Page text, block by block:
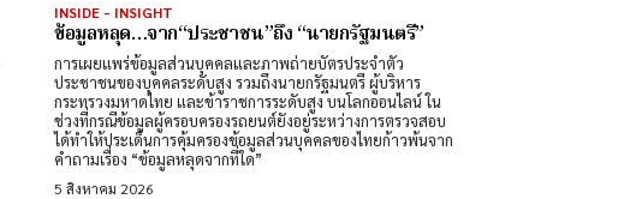
INSIDE - INSIGHT
ข้อมูลหลุด…จาก“ประชาชน”ถึง “นายกรัฐมนตรี”
การเผยแพร่ข้อมูลส่วนบุคคลและภาพถ่ายบัตรประจำตัว
ประชาชนของบุคคลระดับสูง รวมถึงนายกรัฐมนตรี ผู้บริหาร
กระทรวงมหาดไทย และข้าราชการระดับสูง บนโลกออนไลน์ ใน
ช่วงที่กรณีข้อมูลผู้ครอบครองรถยนต์ยังอยู่ระหว่างการตรวจสอบ
ได้ทำให้ประเด็นการคุ้มครองข้อมูลส่วนบุคคลของไทยก้าวพ้นจาก
คำถามเรื่อง “ข้อมูลหลุดจากที่ใด”
5 สิงหาคม 2026